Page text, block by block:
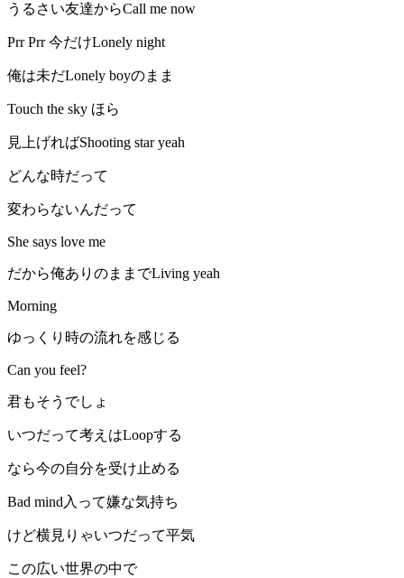
うるさい友達からCall me now
Prr Prr 今だけLonely night
俺は未だLonely boyのまま
Touch the sky ほら
見上げればShooting star yeah
どんな時だって
変わらないんだって
She says love me
だから俺ありのままでLiving yeah
Morning
ゆっくり時の流れを感じる
Can you feel?
君もそうでしょ
いつだって考えはLoopする
なら今の自分を受け止める
Bad mind入って嫌な気持ち
けど横見りゃいつだって平気
この広い世界の中で